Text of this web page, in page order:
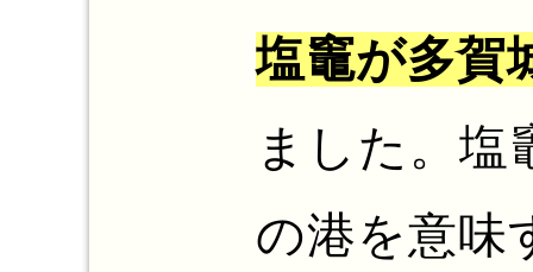
塩竈が多賀
ました。塩
の港を意味